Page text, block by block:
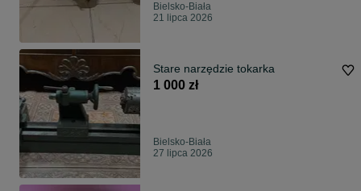
Bielsko-Biała
21 lipca 2026
Stare narzędzie tokarka
1 000 zł
Bielsko-Biała
27 lipca 2026